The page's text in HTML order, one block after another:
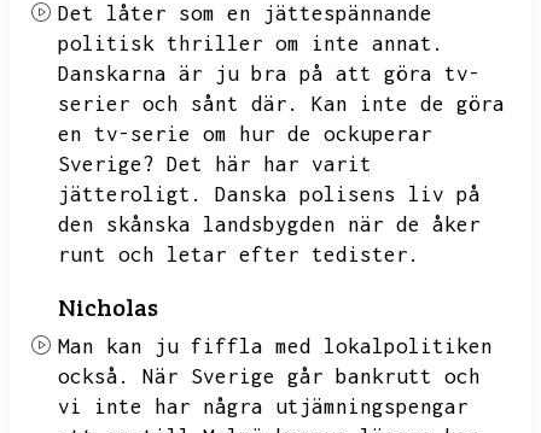
Det låter som en jättespännande
politisk thriller om inte annat.
Danskarna är ju bra på att göra tv-
serier och sånt där.
Kan inte de göra
en tv-serie om hur de ockuperar
Sverige? Det här har varit
jätteroligt.
Danska polisens liv på
den skånska landsbygden när de åker
runt och letar efter tedister.
Nicholas
Man kan ju fiffla med lokalpolitiken
också.
När Sverige går bankrutt och
vi inte har några utjämningspengar